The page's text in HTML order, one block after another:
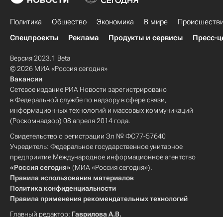
Политика Общество Экономика В мире
Спецпроекты
Реклама Продукты и сервисы Пресс-
Версия 2023.1 Beta
© 2026 МИА «Россия сегодня»
Вакансии
Сетевое издание РИА Новости зарегистрировано
в Федеральной службе по надзору в сфере связи,
информационных технологий и массовых коммуникаций
(Роскомнадзор) 08 апреля 2014 года.
Свидетельство о регистрации Эл № ФС77-57640
Учредитель: Федеральное государственное унитарное
предприятие Международное информационное агентство
«Россия сегодня» (МИА «Россия сегодня»).
Правила использования материалов
Политика конфиденциальности
Правила применения рекомендательных технологий
Главный редактор: Гаврилова А.В.